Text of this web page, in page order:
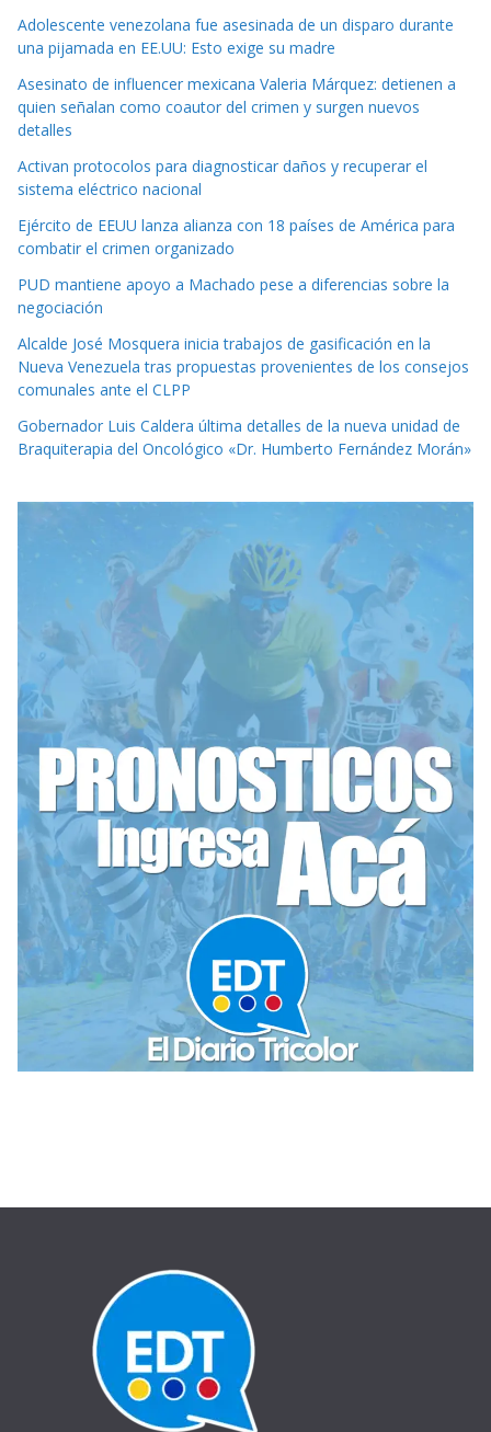
Adolescente venezolana fue asesinada de un disparo durante
una pijamada en EE.UU: Esto exige su madre
Asesinato de influencer mexicana Valeria Márquez: detienen a
quien señalan como coautor del crimen y surgen nuevos
detalles
Activan protocolos para diagnosticar daños y recuperar el
sistema eléctrico nacional
Ejército de EEUU lanza alianza con 18 países de América para
combatir el crimen organizado
PUD mantiene apoyo a Machado pese a diferencias sobre la
negociación
Alcalde José Mosquera inicia trabajos de gasificación en la
Nueva Venezuela tras propuestas provenientes de los consejos
comunales ante el CLPP
Gobernador Luis Caldera última detalles de la nueva unidad de
Braquiterapia del Oncológico «Dr. Humberto Fernández Morán»